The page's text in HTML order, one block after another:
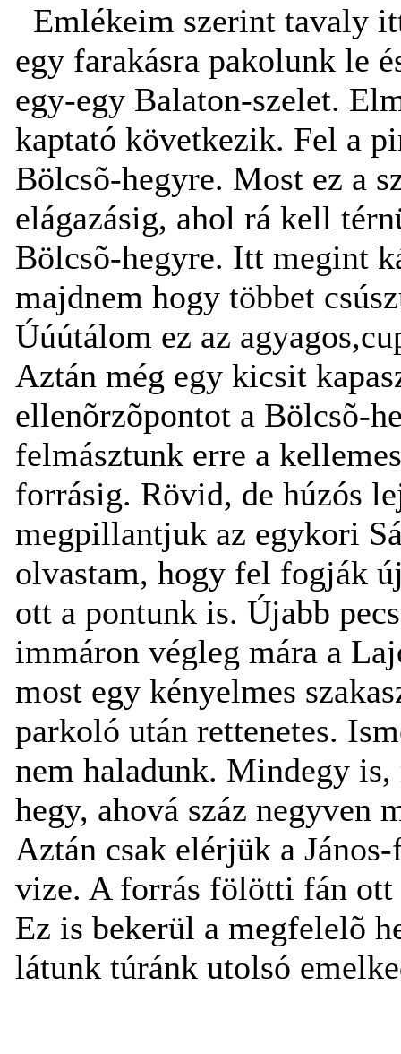
Emlékeim szerint tavaly
egy farakásra pakolunk le
egy-egy Balaton-szelet.
kaptató következik. Fel a
Bölcsõ-hegyre. Most ez a
elágazásig, ahol rá kell
Bölcsõ-hegyre. Itt megint
majdnem hogy többet
Úúútálom ez az
Aztán még egy kicsit
ellenõrzõpontot a Bölcsõ-
felmásztunk erre a
forrásig. Rövid, de húzós
megpillantjuk az egykori
olvastam, hogy fel fogják
ott a pontunk is. Újabb
immáron végleg mára a
most egy kényelmes
parkoló után rettenetes.
nem haladunk. Mindegy
hegy, ahová száz negyven
Aztán csak elérjük a
vize. A forrás fölötti fán
Ez is bekerül a megfelelõ
látunk túránk utolsó